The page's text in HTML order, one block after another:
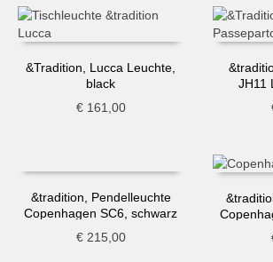
€ 188,00€ 159,80.
&Tradition, Lucca Leuchte,
black
€161,00
JH11
&tradition, Pendelleuchte
Copenhagen SC6, schwarz
€215,00